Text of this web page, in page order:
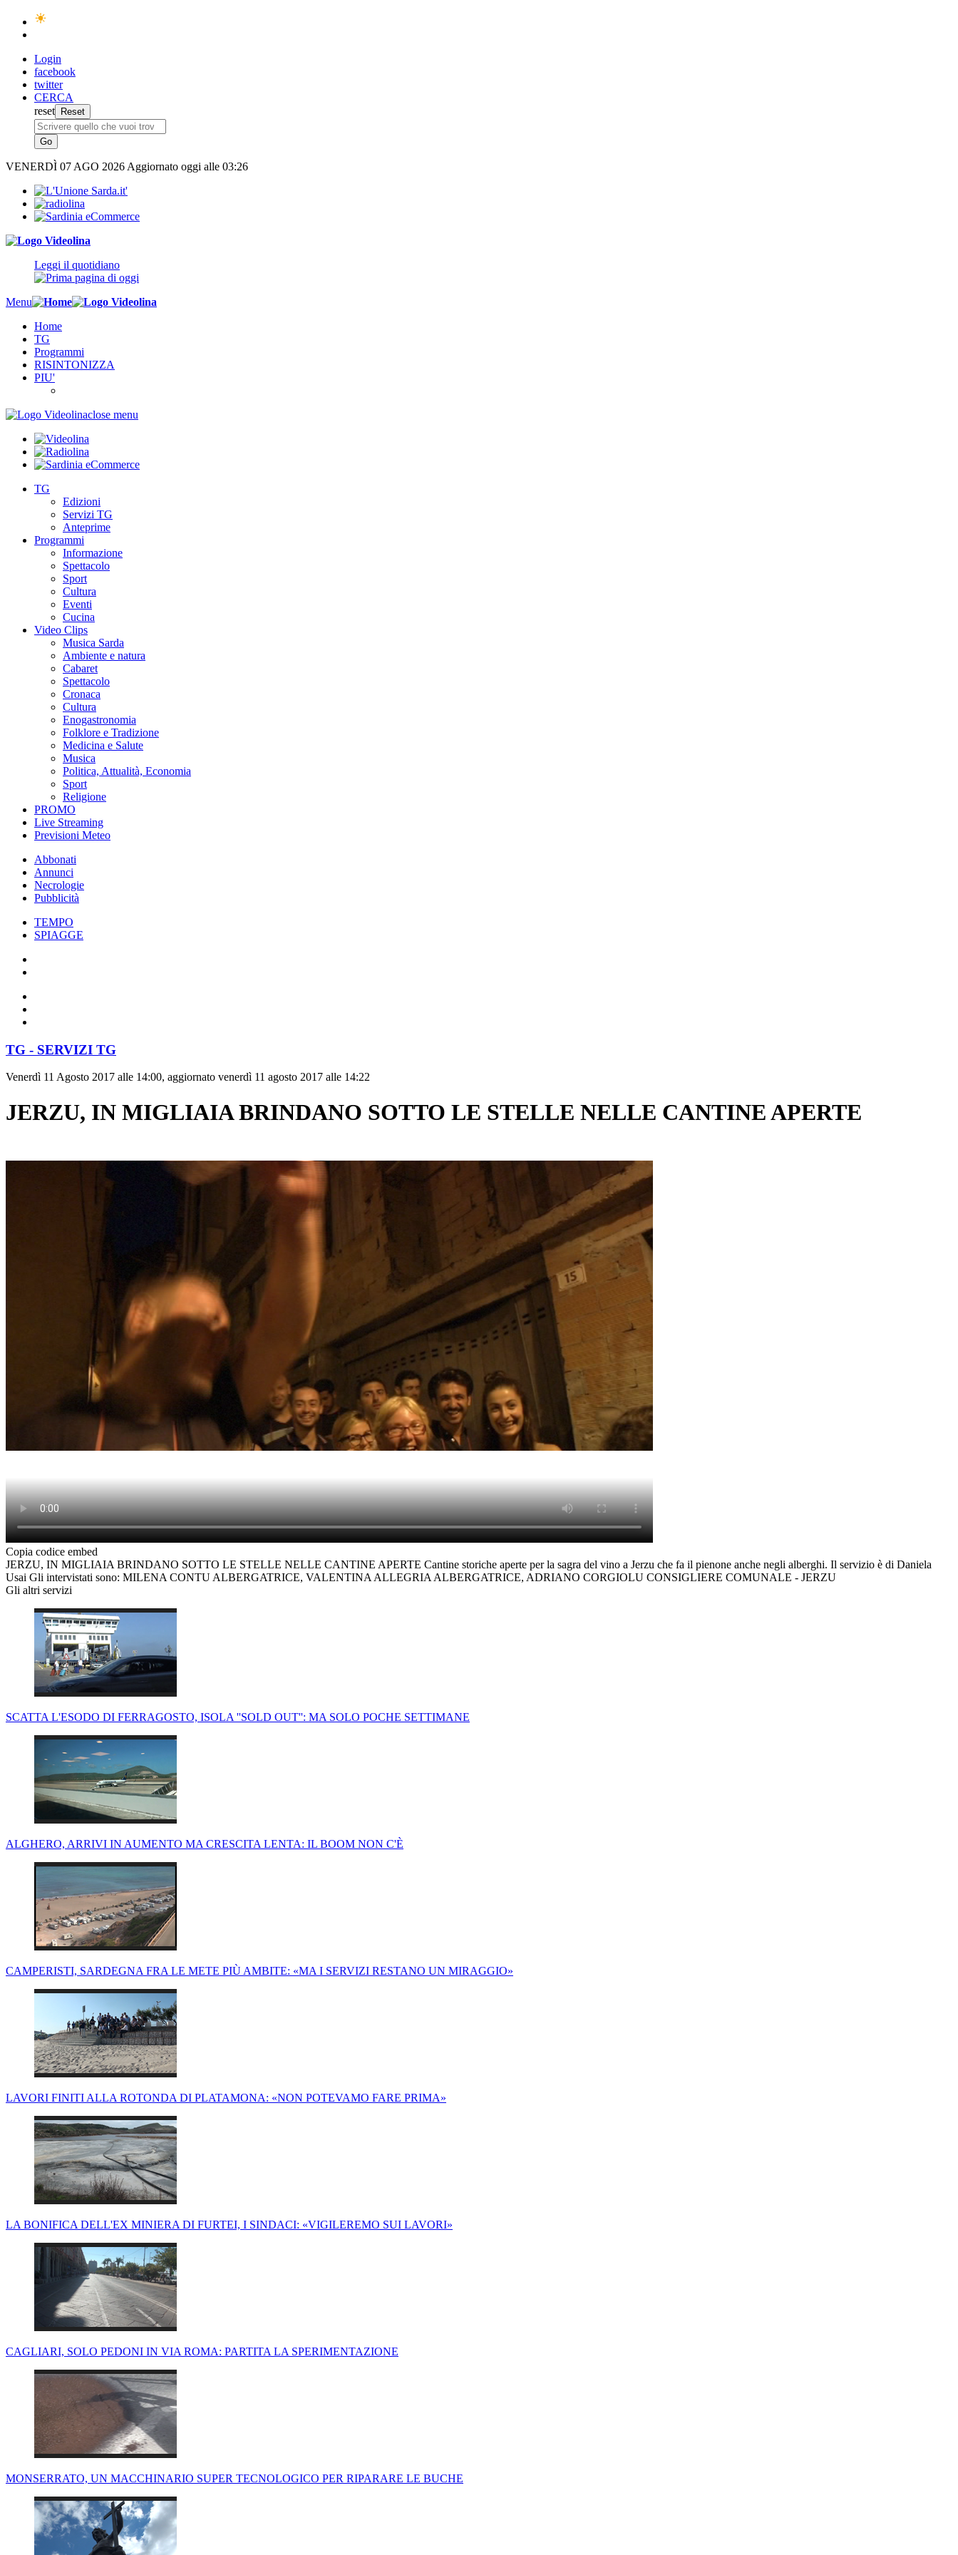
Login
facebook
twitter
CERCA
reset
VENERDÌ 07 AGO 2026 Aggiornato oggi alle 03:26
Leggi il quotidiano
Menu
Home
TG
Programmi
RISINTONIZZA
PIU'
close menu
TG
Edizioni
Servizi TG
Anteprime
Programmi
Informazione
Spettacolo
Sport
Cultura
Eventi
Cucina
Video Clips
Musica Sarda
Ambiente e natura
Cabaret
Spettacolo
Cronaca
Cultura
Enogastronomia
Folklore e Tradizione
Medicina e Salute
Musica
Politica, Attualità, Economia
Sport
Religione
PROMO
Live Streaming
Previsioni Meteo
Abbonati
Annunci
Necrologie
Pubblicità
TEMPO
SPIAGGE
TG - SERVIZI TG
Venerdì 11 Agosto 2017 alle 14:00, aggiornato venerdì 11 agosto 2017 alle 14:22
JERZU, IN MIGLIAIA BRINDANO SOTTO LE STELLE NELLE CANTINE APERTE
Copia codice embed
JERZU, IN MIGLIAIA BRINDANO SOTTO LE STELLE NELLE CANTINE APERTE Cantine storiche aperte per la sagra del vino a Jerzu che fa il pienone anche negli alberghi. Il servizio è di Daniela
Usai Gli intervistati sono: MILENA CONTU ALBERGATRICE, VALENTINA ALLEGRIA ALBERGATRICE, ADRIANO CORGIOLU CONSIGLIERE COMUNALE - JERZU
Gli altri servizi
SCATTA L'ESODO DI FERRAGOSTO, ISOLA ''SOLD OUT'': MA SOLO POCHE SETTIMANE
ALGHERO, ARRIVI IN AUMENTO MA CRESCITA LENTA: IL BOOM NON C'È
CAMPERISTI, SARDEGNA FRA LE METE PIÙ AMBITE: «MA I SERVIZI RESTANO UN MIRAGGIO»
LAVORI FINITI ALLA ROTONDA DI PLATAMONA: «NON POTEVAMO FARE PRIMA»
LA BONIFICA DELL'EX MINIERA DI FURTEI, I SINDACI: «VIGILEREMO SUI LAVORI»
CAGLIARI, SOLO PEDONI IN VIA ROMA: PARTITA LA SPERIMENTAZIONE
MONSERRATO, UN MACCHINARIO SUPER TECNOLOGICO PER RIPARARE LE BUCHE